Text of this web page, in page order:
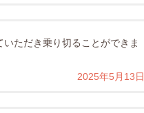
ただき乗り切ることができま
2025年5月13日